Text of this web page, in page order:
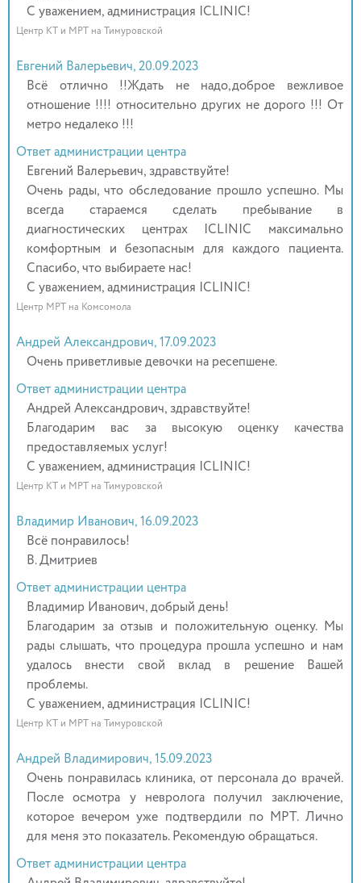
С уважением, администрация ICLINIC!
Центр КТ и МРТ на Тимуровской
Евгений Валерьевич, 20.09.2023
Всё отлично !!Ждать не надо,доброе вежливое
отношение !!!! относительно других не дорого !!! От
метро недалеко !!!
Ответ администрации центра
Евгений Валерьевич, здравствуйте!
Очень рады, что обследование прошло успешно. Мы
всегда стараемся сделать пребывание в
диагностических центрах ICLINIC максимально
комфортным и безопасным для каждого пациента.
Спасибо, что выбираете нас!
С уважением, администрация ICLINIC!
Центр МРТ на Комсомола
Андрей Александрович, 17.09.2023
Очень приветливые девочки на ресепшене.
Ответ администрации центра
Андрей Александрович, здравствуйте!
Благодарим вас за высокую оценку качества
предоставляемых услуг!
С уважением, администрация ICLINIC!
Центр КТ и МРТ на Тимуровской
Владимир Иванович, 16.09.2023
Всё понравилось!
В. Дмитриев
Ответ администрации центра
Владимир Иванович, добрый день!
Благодарим за отзыв и положительную оценку. Мы
рады слышать, что процедура прошла успешно и нам
удалось внести свой вклад в решение Вашей
проблемы.
С уважением, администрация ICLINIC!
Центр КТ и МРТ на Тимуровской
Андрей Владимирович, 15.09.2023
Очень понравилась клиника, от персонала до врачей.
После осмотра у невролога получил заключение,
которое вечером уже подтвердили по МРТ. Лично
для меня это показатель. Рекомендую обращаться.
Ответ администрации центра